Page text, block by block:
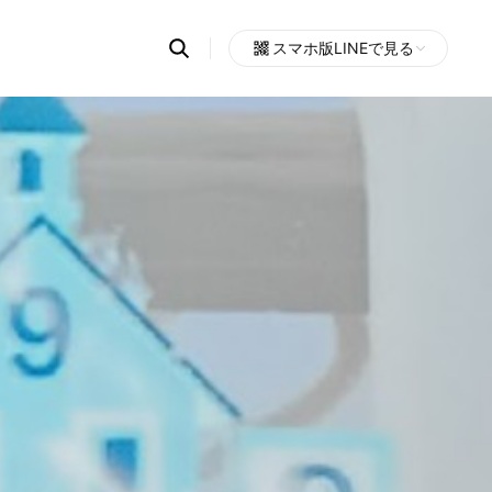
Search
OpenChats
messages
search
area
スマホ版LINEで見る